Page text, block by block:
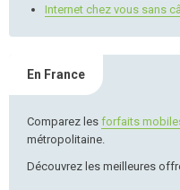
Internet chez vous sans
En France
Comparez les forfaits
métropolitaine.
Découvrez les meilleures